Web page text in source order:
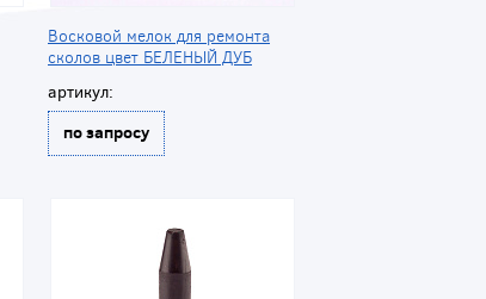
Восковой мелок для ремонта
сколов цвет БЕЛЕНЫЙ ДУБ
артикул:
по запросу